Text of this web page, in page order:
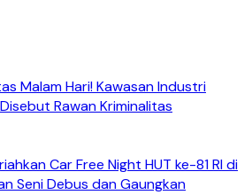
Malam Hari! Kawasan Industri
Rawan Kriminalitas
Car Free Night HUT ke-81 RI di
Seni Debus dan Gaungkan